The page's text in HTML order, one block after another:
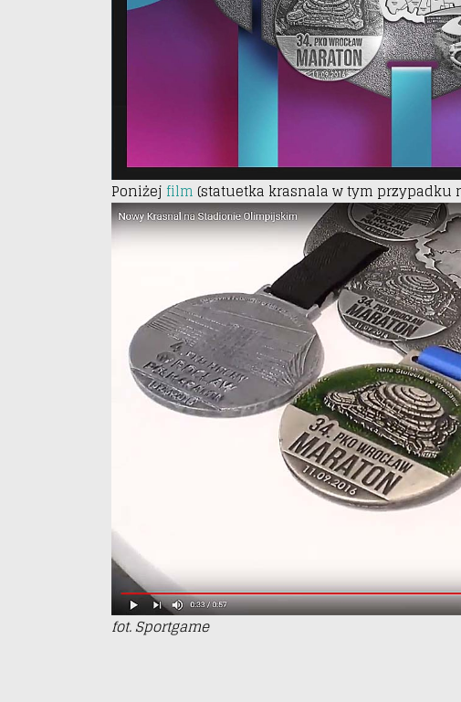
Poniżej film(statuetka krasnala w tym przypadku
fot. Sportgame